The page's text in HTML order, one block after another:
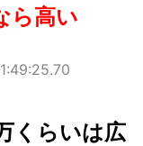
ら高い
くらいは広